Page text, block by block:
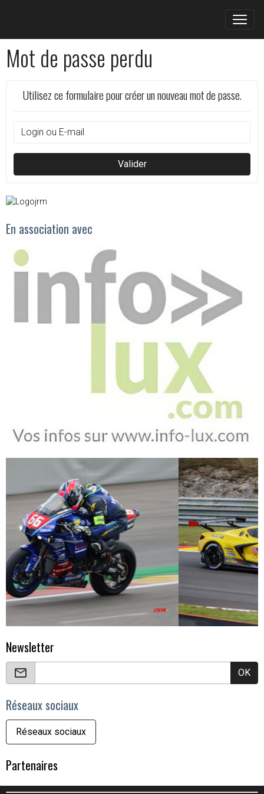
Mot de passe perdu
Utilisez ce formulaire pour créer un nouveau mot de passe.
Valider
En association avec
Newsletter
OK
Réseaux sociaux
Réseaux sociaux
Partenaires